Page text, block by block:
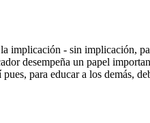
implicación - sin implicación,
desempeña un papel
para educar a los demás,